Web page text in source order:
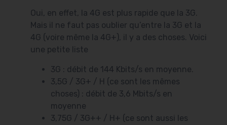
Oui, en effet, la 4G est plus rapide que la 3G.
Mais il ne faut pas oublier qu’entre la 3G et la
4G (voire même la 4G+), il y a des choses. Voici
une petite liste
3G : débit de 144 Kbits/s en moyenne.
3,5G / 3G+ / H (ce sont les mêmes
choses) : débit de 3,6 Mbits/s en
moyenne
3,75G / 3G++ / H+ (ce sont aussi les